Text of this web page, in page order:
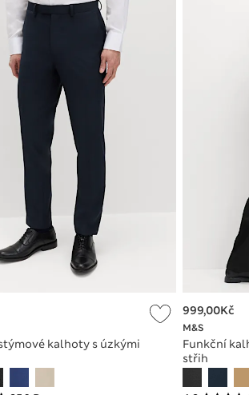
kalhoty s úzkými
M&S
Funkční
střih
999,00Kč